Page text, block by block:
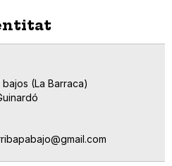
(La Barraca)